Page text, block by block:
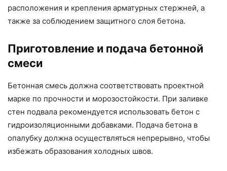
расположения и крепления арматурных стержней, а
также за соблюдением защитного слоя бетона.
Приготовление и подача бетонной
смеси
Бетонная смесь должна соответствовать проектной
марке по прочности и морозостойкости. При заливке
стен подвала рекомендуется использовать бетон с
гидроизоляционными добавками. Подача бетона в
опалубку должна осуществляться непрерывно, чтобы
избежать образования холодных швов.